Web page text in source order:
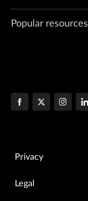
Popular resources
Privacy
Legal